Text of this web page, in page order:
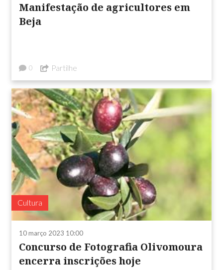
Manifestação de agricultores em
Beja
0 Partilhe
Cultura
10 março 2023 10:00
Concurso de Fotografia Olivomoura
encerra inscrições hoje